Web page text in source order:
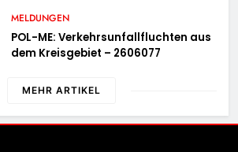
MELDUNGEN
POL-ME: Verkehrsunfallfluchten aus
dem Kreisgebiet – 2606077
MEHR ARTIKEL